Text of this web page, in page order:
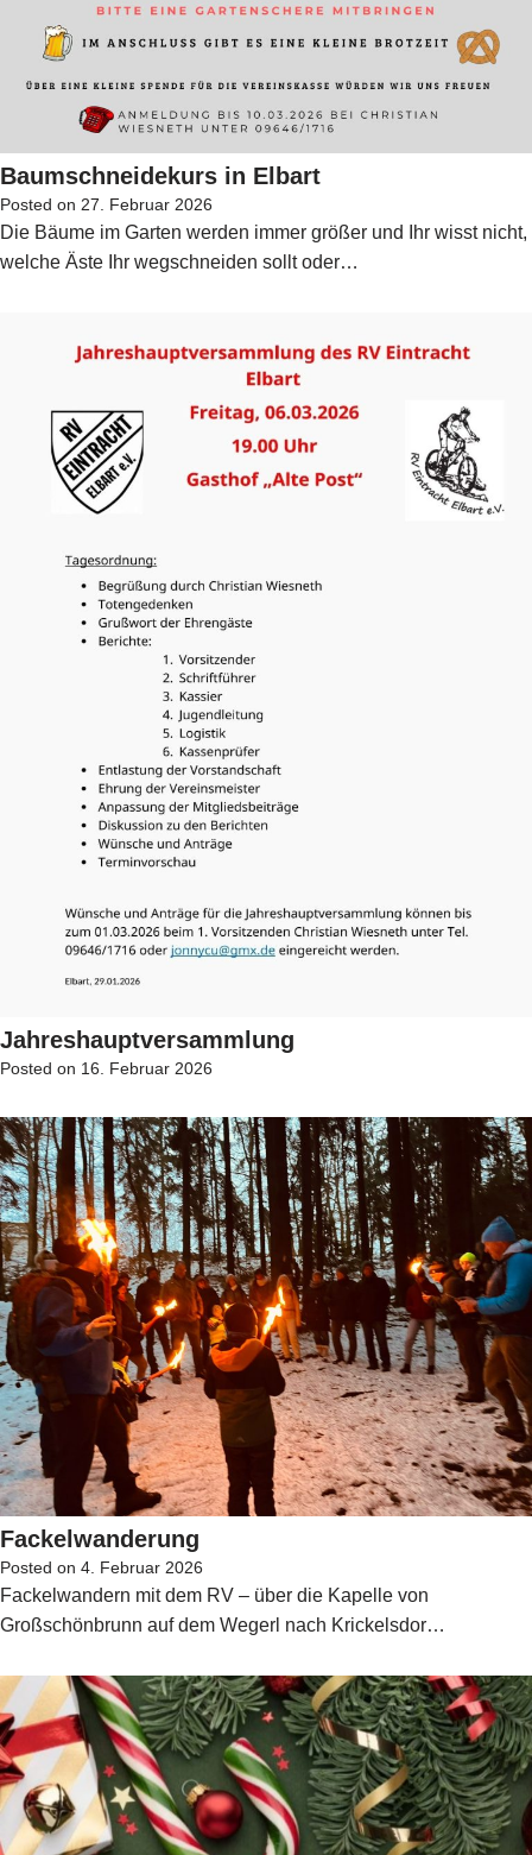
Baumschneidekurs in Elbart
Posted on 27. Februar 2026
Die Bäume im Garten werden immer größer und Ihr wisst nicht,
welche Äste Ihr wegschneiden sollt oder…
Jahreshauptversammlung
Posted on 16. Februar 2026
Fackelwanderung
Posted on 4. Februar 2026
Fackelwandern mit dem RV – über die Kapelle von
Großschönbrunn auf dem Wegerl nach Krickelsdor…